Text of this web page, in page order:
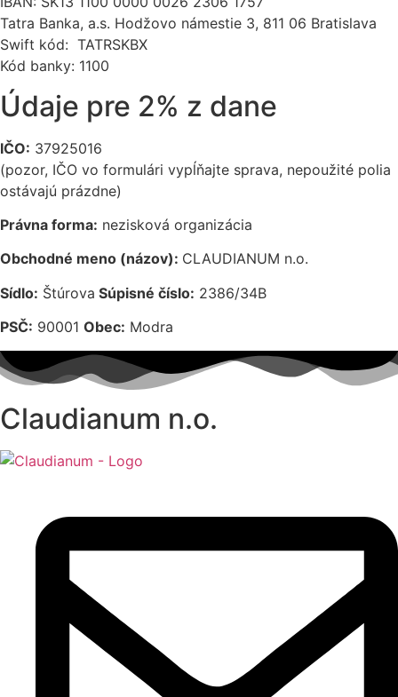
Tatra Banka, a.s. Hodžovo námestie 3, 811 06 Bratislava
Swift kód: ‎TATRSKBX
Kód banky: 1100
Údaje pre 2% z dane
IČO: 37925016
(pozor, IČO vo formulári vypĺňajte sprava, nepoužité polia
ostávajú prázdne)
Právna forma: nezisková organizácia
Obchodné meno (názov): CLAUDIANUM n.o.
Sídlo: Štúrova Súpisné číslo: 2386/34B
PSČ: 90001 Obec: Modra
Claudianum n.o.